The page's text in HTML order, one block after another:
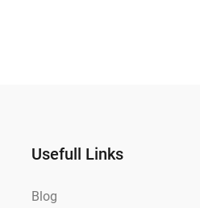
Usefull Links
Blog